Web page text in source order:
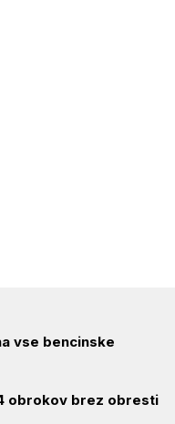
vse bencinske
obrokov brez obresti